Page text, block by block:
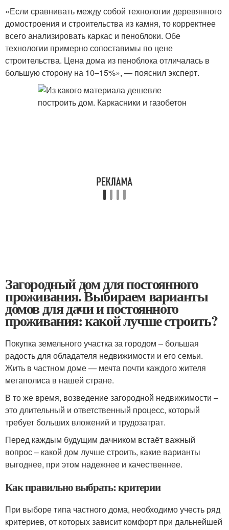
«Если сравнивать между собой технологии деревянного
домостроения и строительства из камня, то корректнее
всего анализировать каркас и пеноблоки. Обе
технологии примерно сопоставимы по цене
строительства. Цена дома из пеноблока отличалась в
большую сторону на 10–15%», — пояснил эксперт.
Загородный дом для постоянного
проживания. Выбираем варианты
домов для дачи и постоянного
проживания: какой лучше строить?
Покупка земельного участка за городом – большая
радость для обладателя недвижимости и его семьи.
Жить в частном доме — мечта почти каждого жителя
мегаполиса в нашей стране.
В то же время, возведение загородной недвижимости –
это длительный и ответственный процесс, который
требует больших вложений и трудозатрат.
Перед каждым будущим дачником встаёт важный
вопрос – какой дом лучше строить, какие варианты
выгоднее, при этом надежнее и качественнее.
Как правильно выбрать: критерии
При выборе типа частного дома, необходимо учесть ряд
критериев, от которых зависит комфорт при дальнейшей